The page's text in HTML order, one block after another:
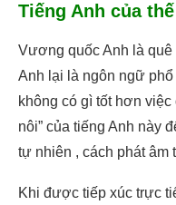
Tiếng Anh của
Vương quốc Anh là
Anh lại là ngôn ngữ
không có gì tốt hơn
nôi” của tiếng Anh này
tự nhiên , cách phát âm
Khi được tiếp xúc trực